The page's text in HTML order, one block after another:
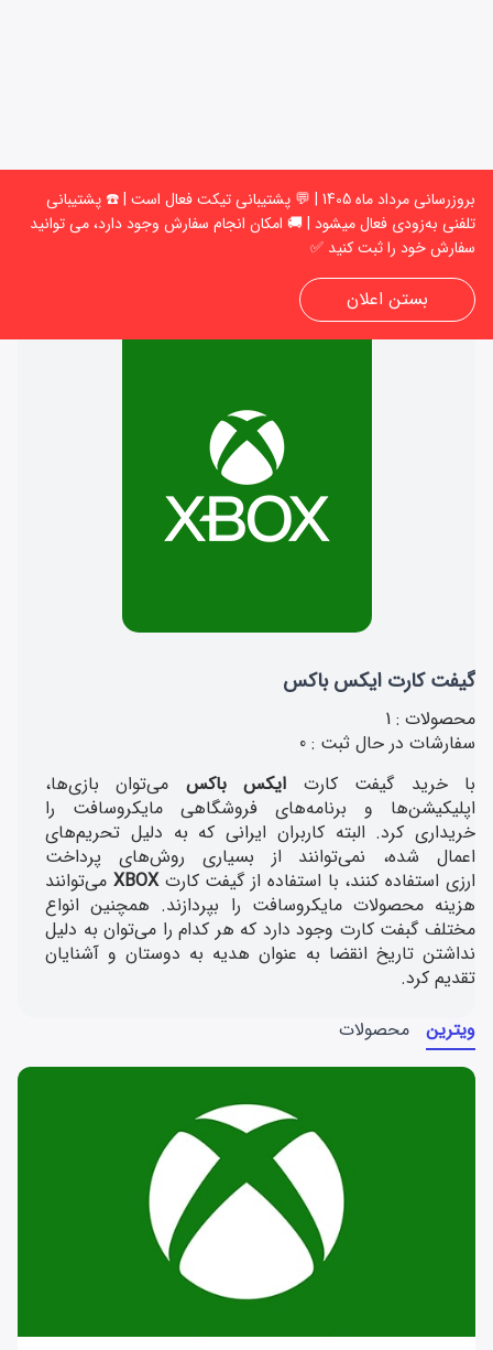
بروزرسانی مرداد ماه 1405 | 💬 پشتیبانی تیکت فعال است | ☎️ پشتیبانی
تلفنی به‌زودی فعال میشود | 🚚 امکان انجام سفارش وجود دارد، می توانید
سفارش خود را ثبت کنید ✅
بستن اعلان
گیفت کارت ایکس باکس
محصولات : 1
سفارشات در حال ثبت : 0
با خرید گیفت کارت ایکس باکس می‌توان بازی‌‌ها،
اپلیکیشن‌ها و برنامه‌های فروشگاهی مایکروسافت را
خریداری کرد. البته کاربران ایرانی که به دلیل تحریم‌های
اعمال شده، نمی‌توانند از بسیاری روش‌های پرداخت
ارزی استفاده کنند، با استفاده از گیفت کارت XBOX
می‌توانند
هزینه محصولات مایکروسافت را بپردازند. همچنین انواع
مختلف گبفت کارت وجود دارد که هر کدام را می‌توان به دلیل
نداشتن تاریخ انقضا به عنوان هدیه به دوستان و آشنایان
تقدیم کرد.
ویترین
محصولات